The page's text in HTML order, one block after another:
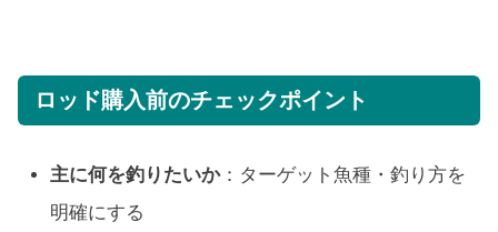
ロッド購入前のチェックポイント
主に何を釣りたいか：ターゲット魚種・釣り方を
明確にする